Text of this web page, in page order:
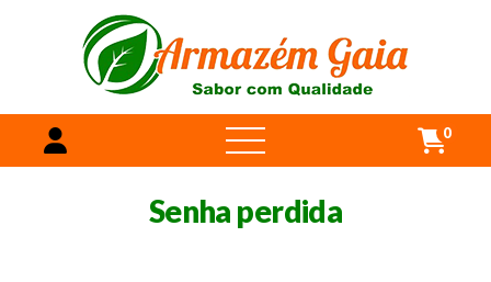
open
menu
0
Senha perdida